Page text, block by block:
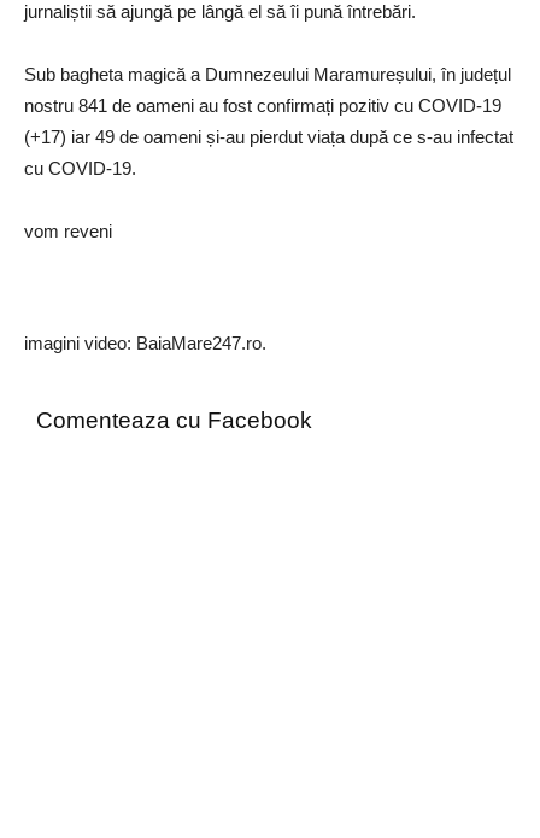
jurnaliștii să ajungă pe lângă el să îi pună întrebări.
Sub bagheta magică a Dumnezeului Maramureșului, în județul
nostru 841 de oameni au fost confirmați pozitiv cu COVID-19
(+17) iar 49 de oameni și-au pierdut viața după ce s-au infectat
cu COVID-19.
vom reveni
imagini video: BaiaMare247.ro.
Comenteaza cu Facebook